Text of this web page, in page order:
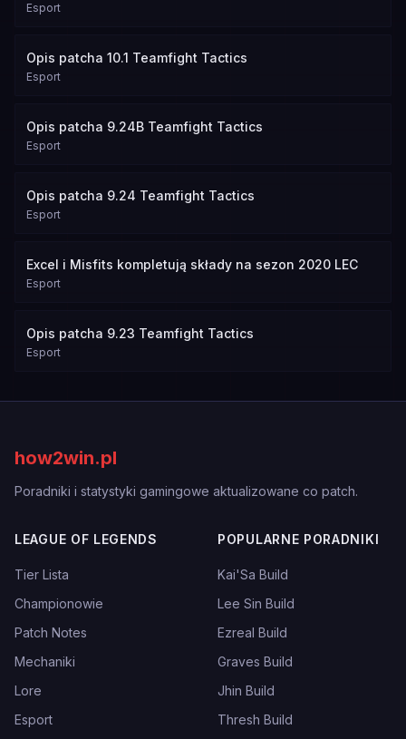
Esport
Opis patcha 10.1 Teamfight Tactics
Esport
Opis patcha 9.24B Teamfight Tactics
Esport
Opis patcha 9.24 Teamfight Tactics
Esport
Excel i Misfits kompletują składy na sezon 2020 LEC
Esport
Opis patcha 9.23 Teamfight Tactics
Esport
how2win.pl
Poradniki i statystyki gamingowe aktualizowane co patch.
LEAGUE OF LEGENDS
Tier Lista
Championowie
Patch Notes
Mechaniki
Lore
Esport
POPULARNE PORADNIKI
Kai'Sa Build
Lee Sin Build
Ezreal Build
Graves Build
Jhin Build
Thresh Build